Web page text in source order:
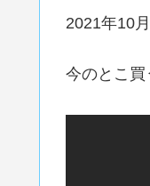
2021年10
今のとこ買